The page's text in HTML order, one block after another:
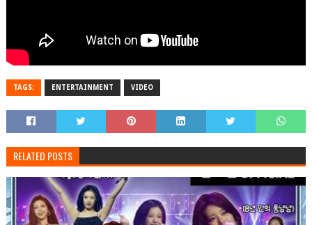
TAGS: ENTERTAINMENT VIDEO
RELATED POSTS